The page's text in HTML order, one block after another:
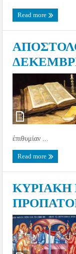
Read more
ἐπιθυμίαν ...
Read more
ΚΥΡΙΑΚΗ